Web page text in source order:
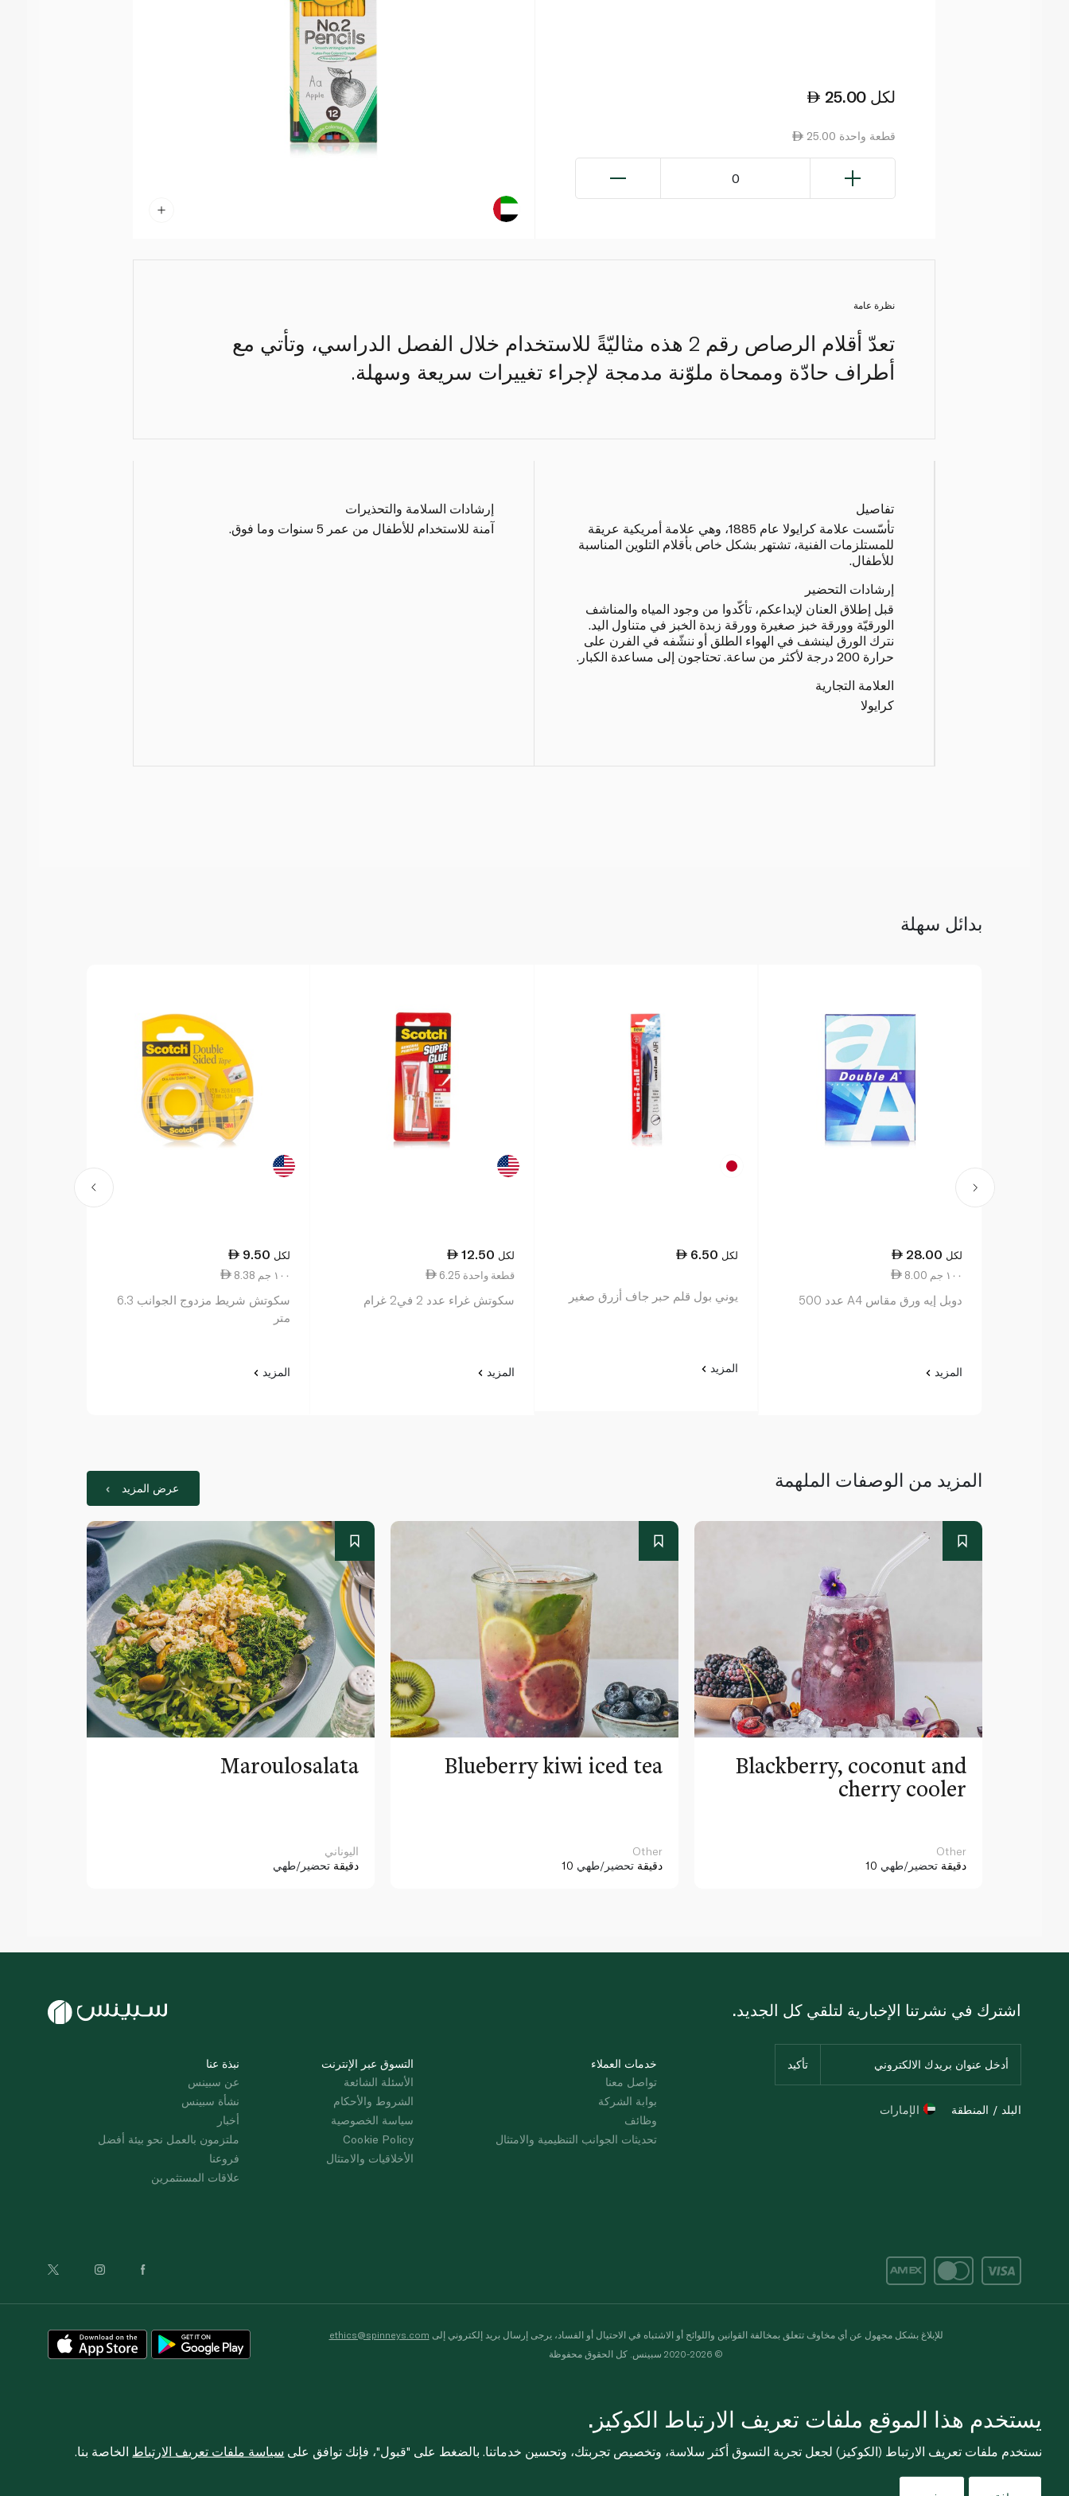
25.00 لكل
25.00 قطعة واحدة
0
نظرة عامة
تعدّ أقلام الرصاص رقم 2 هذه مثاليّةً للاستخدام خلال الفصل الدراسي، وتأتي مع
أطراف حادّة وممحاة ملوّنة مدمجة لإجراء تغييرات سريعة وسهلة.
تفاصيل
تأسّست علامة كرايولا عام 1885، وهي علامة أمريكية عريقة
للمستلزمات الفنية، تشتهر بشكل خاص بأقلام التلوين المناسبة
للأطفال.
إرشادات التحضير
قبل إطلاق العنان لإبداعكم، تأكّدوا من وجود المياه والمناشف
الورقيّة وورقة خبز صغيرة وورقة زبدة الخبز في متناول اليد.
نترك الورق لينشف في الهواء الطلق أو ننشّفه في الفرن على
حرارة 200 درجة لأكثر من ساعة. تحتاجون إلى مساعدة الكبار.
العلامة التجارية
كرايولا
إرشادات السلامة والتحذيرات
آمنة للاستخدام للأطفال من عمر 5 سنوات وما فوق.
بدائل سهلة
28.00 لكل
8.00 ١٠٠ جم
دوبل إيه ورق مقاس A4 عدد 500
المزيد
6.50 لكل
يوني بول قلم حبر جاف أزرق صغير
المزيد
12.50 لكل
6.25 قطعة واحدة
سكوتش غراء عدد 2 في2 غرام
المزيد
9.50 لكل
8.38 ١٠٠ جم
سكوتش شريط مزدوج الجوانب 6.3
متر
المزيد
المزيد من الوصفات الملهمة عرض المزيد
Maroulosalata
اليوناني
دقيقة تحضير/طهي
Blueberry kiwi iced tea
Other
10 دقيقة تحضير/طهي
Blackberry, coconut and
cherry cooler
Other
10 دقيقة تحضير/طهي
نبذة عنا
عن سبينس
نشأة سبينس
أخبار
ملتزمون بالعمل نحو بيئة أفضل
فروعنا
علاقات المستثمرين
التسوق عبر الإنترنت
الأسئلة الشائعة
الشروط والأحكام
سياسة الخصوصية
Cookie Policy
الأخلاقيات والامتثال
خدمات العملاء
تواصل معنا
بوابة الشركة
وظائف
تحديثات الجوانب التنظيمية والامتثال
اشترك في نشرتنا الإخبارية لتلقي كل الجديد.
البلد / المنطقة الإمارات
للإبلاغ بشكل مجهول عن أي مخاوف تتعلق بمخالفة القوانين واللوائح أو الاشتباه في الاحتيال أو الفساد، يرجى إرسال بريد إلكتروني إلى ethics@spinneys.com
© 2020-2026 سبينس. كل الحقوق محفوظة
يستخدم هذا الموقع ملفات تعريف الارتباط الكوكيز.
نستخدم ملفات تعريف الارتباط (الكوكيز) لجعل تجربة التسوق أكثر سلاسة، وتخصيص تجربتك، وتحسين خدماتنا. بالضغط على "قبول"، فإنك توافق على سياسة ملفات تعريف الارتباط الخاصة بنا.